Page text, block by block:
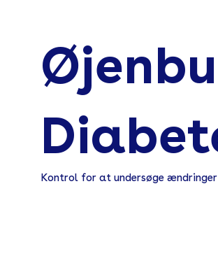
Kontrol for at undersøge